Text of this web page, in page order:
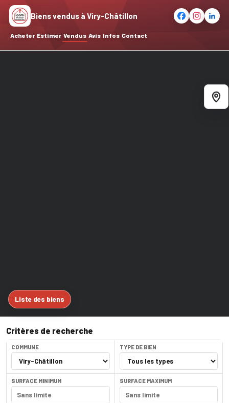
Acheter Estimer Vendus Avis Infos Contact
Biens vendus à Viry-Châtillon
Critères de recherche
COMMUNE TYPE DE BIEN
SURFACE MINIMUM SURFACE MAXIMUM
Liste des biens